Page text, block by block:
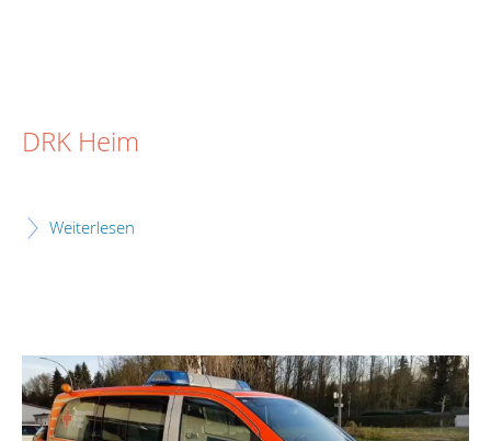
DRK Heim
Weiterlesen